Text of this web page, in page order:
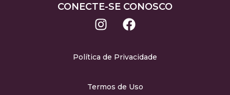
CONECTE-SE CONOSCO
Política de Privacidade
Termos de Uso